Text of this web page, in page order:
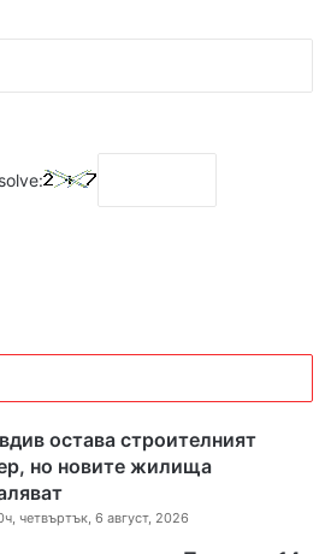
остава строителният
но новите жилища
четвъртък, 6 август, 2026